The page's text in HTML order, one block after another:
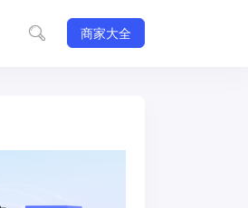
商家大全